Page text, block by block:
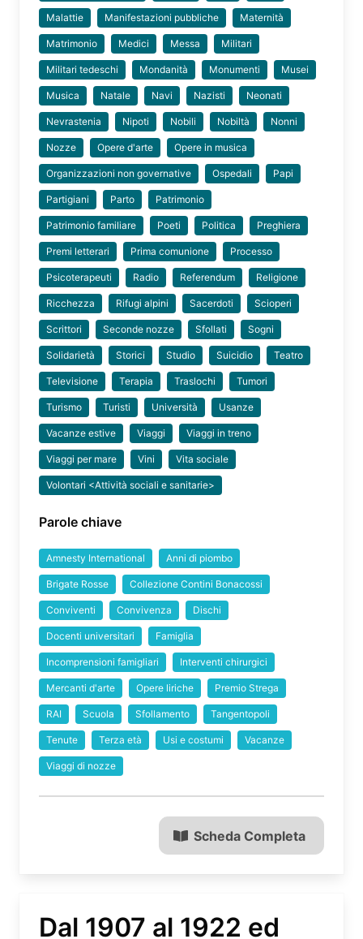
Malattie Manifestazioni pubbliche Maternità
Matrimonio Medici Messa Militari
Militari tedeschi Mondanità Monumenti Musei
Musica Natale Navi Nazisti Neonati
Nevrastenia Nipoti Nobili Nobiltà Nonni
Nozze Opere d'arte Opere in musica
Organizzazioni non governative Ospedali Papi
Partigiani Parto Patrimonio
Patrimonio familiare Poeti Politica Preghiera
Premi letterari Prima comunione Processo
Psicoterapeuti Radio Referendum Religione
Ricchezza Rifugi alpini Sacerdoti Scioperi
Scrittori Seconde nozze Sfollati Sogni
Solidarietà Storici Studio Suicidio Teatro
Televisione Terapia Traslochi Tumori
Turismo Turisti Università Usanze
Vacanze estive Viaggi Viaggi in treno
Viaggi per mare Vini Vita sociale
Volontari <Attività sociali e sanitarie>
Parole chiave
Amnesty International Anni di piombo
Brigate Rosse Collezione Contini Bonacossi
Conviventi Convivenza Dischi
Docenti universitari Famiglia
Incomprensioni famigliari Interventi chirurgici
Mercanti d'arte Opere liriche Premio Strega
RAI Scuola Sfollamento Tangentopoli
Tenute Terza età Usi e costumi Vacanze
Viaggi di nozze
Scheda Completa
Dal 1907 al 1922 ed